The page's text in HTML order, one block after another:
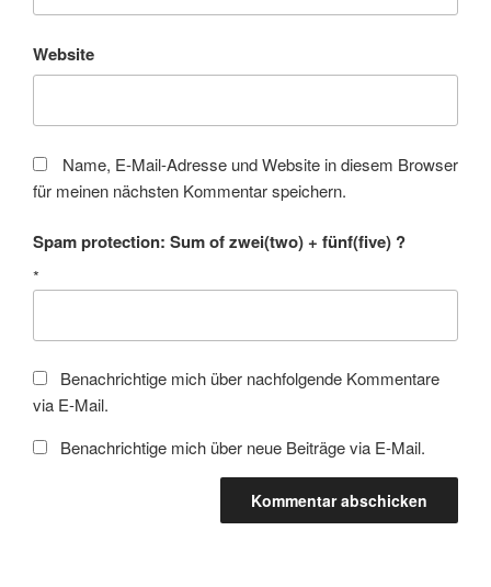
Website
Name, E-Mail-Adresse und Website in diesem Browser
für meinen nächsten Kommentar speichern.
Spam protection: Sum of zwei(two) + fünf(five) ?
*
Benachrichtige mich über nachfolgende Kommentare
via E-Mail.
Benachrichtige mich über neue Beiträge via E-Mail.